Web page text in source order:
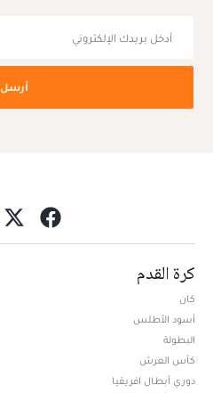
أرسل
كرة القدم
كان
أسود الأطلس
البطولة
كأس العرش
دوري أبطال افريقيا